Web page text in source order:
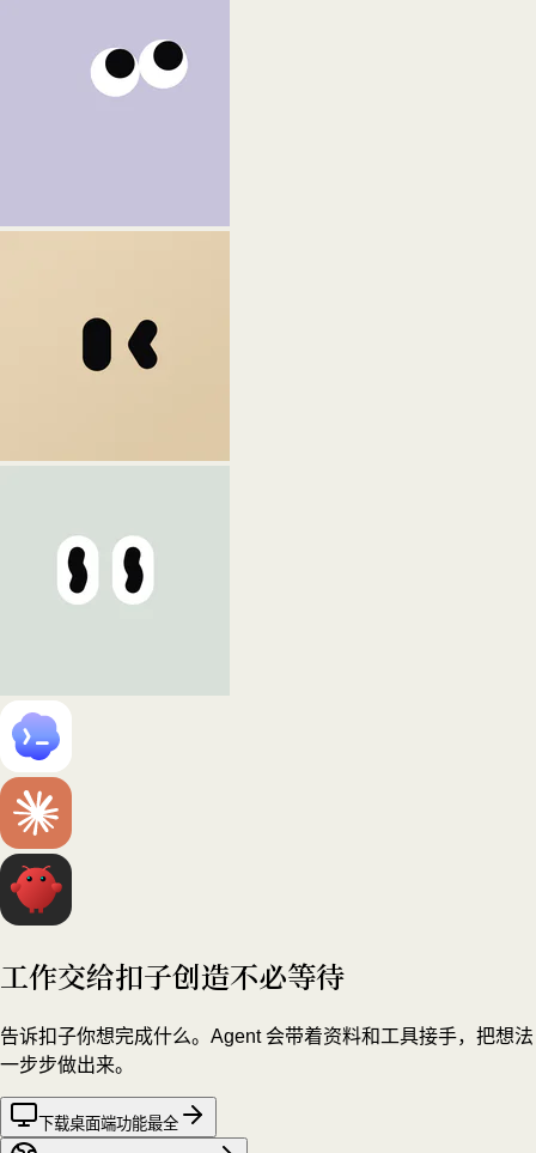
工作交给扣子创造不必等待
告诉扣子你想完成什么。Agent 会带着资料和工具接手，把想法
一步步做出来。
下载桌面端功能最全